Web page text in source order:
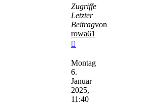
Zugriffe
Letzter
Beitragvon
rowa61
Beitrag
Montag
6.
Januar
2025,
11:40